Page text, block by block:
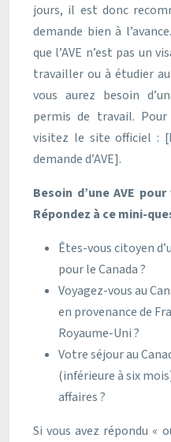
jours, il est donc
demande bien à
que l’AVE n’est pas un
travailler ou à étudier
vous aurez besoin
permis de travail. Pour
visitez le site officiel :
demande d’AVE].
Besoin d’une AVE
Répondez à ce mini-
Êtes-vous citoyen
pour le Canada ?
Voyagez-vous au
en provenance de
Royaume-Uni ?
Votre séjour au
(inférieure à six
affaires ?
Si vous avez répondu «